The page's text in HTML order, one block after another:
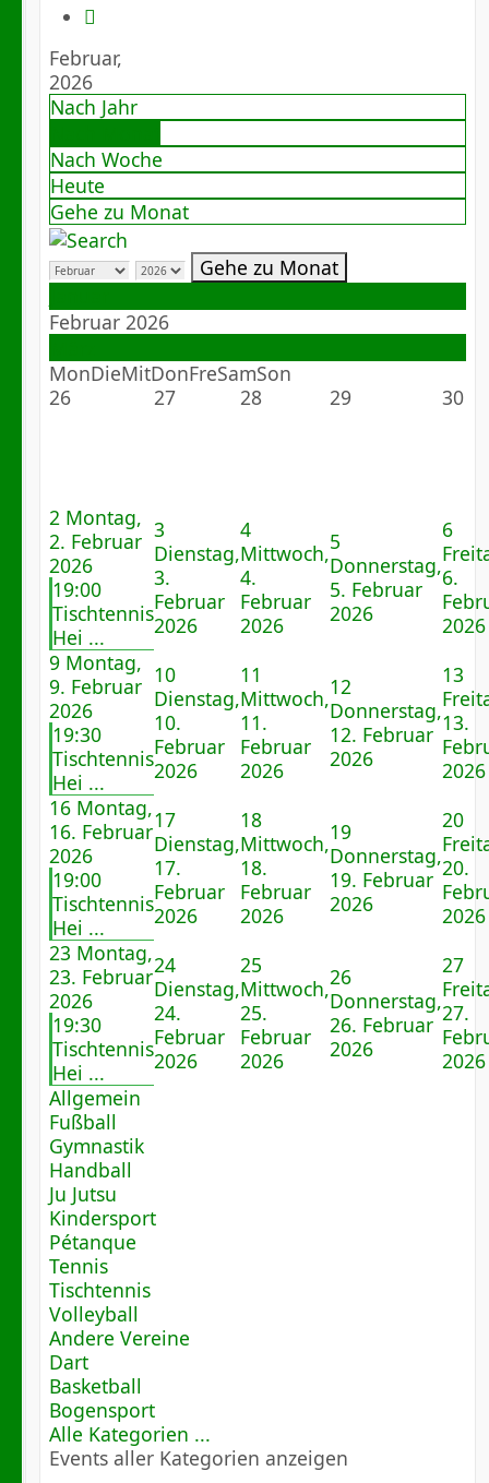
Februar,
2026
Nach Jahr
Nach Woche
Heute
Gehe zu Monat
Gehe zu Monat
Februar 2026
MonDieMitDonFreSamSon
26
27 28 29 30
2 Montag,
2. Februar
2026
19:00
Tischtennis
Hei ...
3
Dienstag,
3.
Februar
2026
4
Mittwoch,
4.
Februar
2026
5
Donnerstag,
5. Februar
2026
6
6.
2026
9 Montag,
9. Februar
2026
19:30
Tischtennis
Hei ...
10
Dienstag,
10.
Februar
2026
11
Mittwoch,
11.
Februar
2026
12
Donnerstag,
12. Februar
2026
13
13.
2026
16 Montag,
16. Februar
2026
19:00
Tischtennis
Hei ...
17
Dienstag,
17.
Februar
2026
18
Mittwoch,
18.
Februar
2026
19
Donnerstag,
19. Februar
2026
20
20.
2026
23 Montag,
23. Februar
2026
19:30
Tischtennis
Hei ...
24
Dienstag,
24.
Februar
2026
25
Mittwoch,
25.
Februar
2026
26
Donnerstag,
26. Februar
2026
27
27.
2026
Allgemein
Fußball
Gymnastik
Handball
Ju Jutsu
Kindersport
Pétanque
Tennis
Tischtennis
Volleyball
Andere Vereine
Dart
Basketball
Bogensport
Alle Kategorien ...
Events aller Kategorien anzeigen